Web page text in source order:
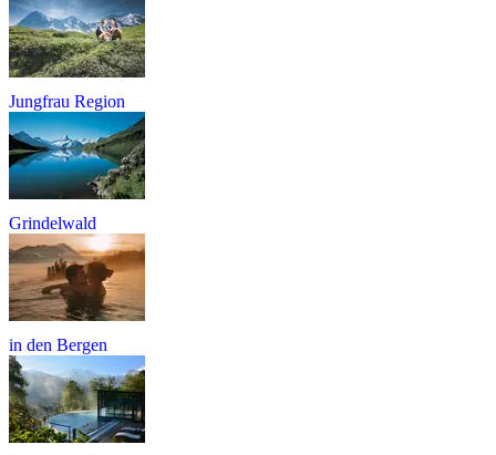
Jungfrau Region
Grindelwald
in den Bergen